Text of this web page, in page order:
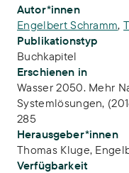
Publikations-
Autor*innen
Engelbert Schramm,
Publikationstyp
Buchkapitel
Erschienen in
Wasser 2050. Mehr
Systemlösungen,
285
Herausgeber*innen
Thomas Kluge,
Verfügbarkeit